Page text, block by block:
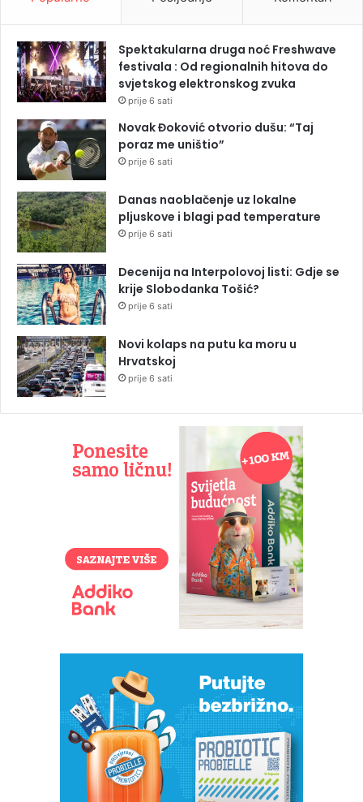
Spektakularna druga noć Freshwave
festivala : Od regionalnih hitova do
svjetskog elektronskog zvuka
prije 6 sati
Novak Đoković otvorio dušu: “Taj
poraz me uništio”
prije 6 sati
Danas naoblačenje uz lokalne
pljuskove i blagi pad temperature
prije 6 sati
Decenija na Interpolovoj listi: Gdje se
krije Slobodanka Tošić?
prije 6 sati
Novi kolaps na putu ka moru u
Hrvatskoj
prije 6 sati